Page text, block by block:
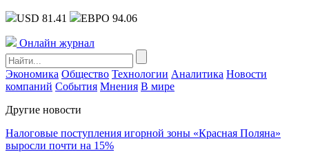
USD 81.41 ЕВРО 94.06
Онлайн журнал
Экономика Общество Технологии Аналитика Новости
компаний События Мнения В мире
Другие новости
Налоговые поступления игорной зоны «Красная Поляна»
выросли почти на 15%